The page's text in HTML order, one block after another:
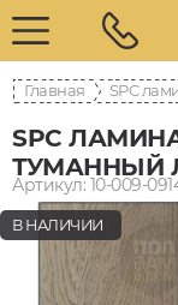
Главная SPC
SPC
ТУМАННЫЙ
Артикул: 10-009-
В НАЛИЧИИ